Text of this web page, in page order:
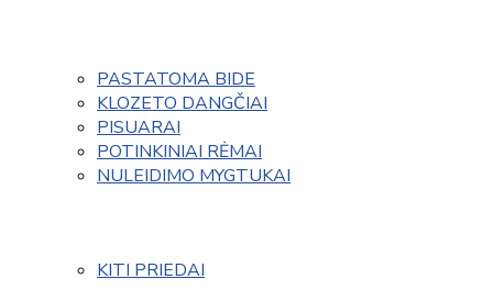
PASTATOMA BIDE
KLOZETO DANGČIAI
PISUARAI
POTINKINIAI RĖMAI
NULEIDIMO MYGTUKAI
KITI PRIEDAI